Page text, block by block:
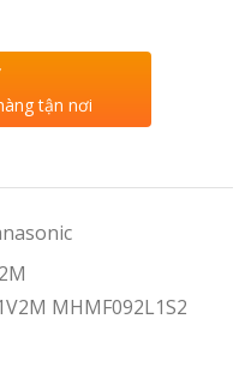
tận nơi
MHMF092L1S2